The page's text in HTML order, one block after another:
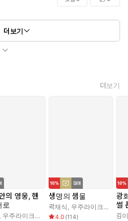
더보기
더보기
의 영웅, 핸
로
우주라이크소설
생명의 샘물
곽재식 우주라이크소설
4.0 (114)
광
썰
김